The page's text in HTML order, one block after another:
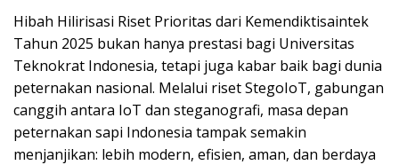
Hibah Hilirisasi Riset Prioritas dari Kemendiktisaintek
Tahun 2025 bukan hanya prestasi bagi Universitas
Teknokrat Indonesia, tetapi juga kabar baik bagi dunia
peternakan nasional. Melalui riset StegoIoT, gabungan
canggih antara IoT dan steganografi, masa depan
peternakan sapi Indonesia tampak semakin
menjanjikan: lebih modern, efisien, aman, dan berdaya